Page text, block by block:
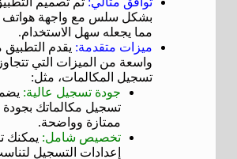
بشكل سلس مع واجهة هواتف
مما يجعله سهل الاستخدام.
ميزات متقدمة: يقدم
واسعة من الميزات التي
تسجيل المكالمات، مثل:
جودة تسجيل عالية:
تسجيل مكالماتك بجودة
ممتازة وواضحة.
تخصيص شامل:
إعدادات التسجيل